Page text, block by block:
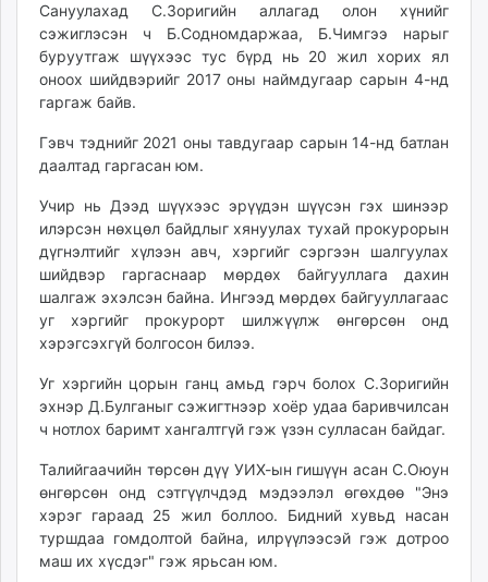
tvmongolia.mn
mass.mn
unegui.mn
assa.mn
tac.mn
paparazzi.mn
unread.today
Сануулахад С.Зоригийн аллагад олон хүнийг
сэжиглэсэн ч Б.Содномдаржаа, Б.Чимгээ нарыг
буруутгаж шүүхээс тус бүрд нь 20 жил хорих ял
оноох шийдвэрийг 2017 оны наймдугаар сарын 4-нд
гаргаж байв.
Гэвч тэднийг 2021 оны тавдугаар сарын 14-нд батлан
даалтад гаргасан юм.
Учир нь Дээд шүүхээс эрүүдэн шүүсэн гэх шинээр
илэрсэн нөхцөл байдлыг хянуулах тухай прокурорын
дүгнэлтийг хүлээн авч, хэргийг сэргээн шалгуулах
шийдвэр гаргаснаар мөрдөх байгууллага дахин
шалгаж эхэлсэн байна. Ингээд мөрдөх байгууллагаас
уг хэргийг прокурорт шилжүүлж өнгөрсөн онд
хэрэгсэхгүй болгосон билээ.
Уг хэргийн цорын ганц амьд гэрч болох С.Зоригийн
эхнэр Д.Булганыг сэжигтнээр хоёр удаа баривчилсан
ч нотлох баримт хангалтгүй гэж үзэн сулласан байдаг.
Талийгаачийн төрсөн дүү УИХ-ын гишүүн асан С.Оюун
өнгөрсөн онд сэтгүүлчдэд мэдээлэл өгөхдөө "Энэ
хэрэг гараад 25 жил боллоо. Бидний хувьд насан
туршдаа гомдолтой байна, илрүүлээсэй гэж дотроо
маш их хүсдэг" гэж ярьсан юм.